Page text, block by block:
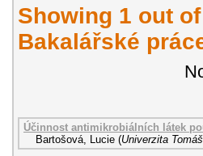
Showing 1 out
Bakalářské
Účinnost antimikrobiálních látek
Bartošová, Lucie (Univerzita